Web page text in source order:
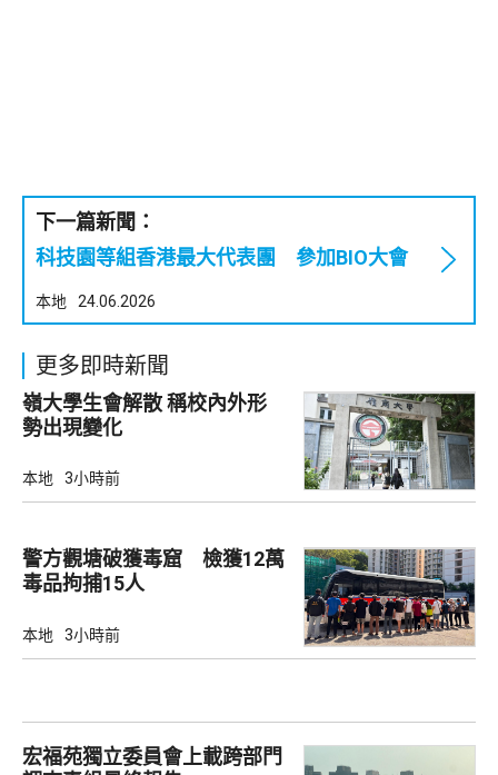
下一篇新聞：
科技園等組香港最大代表團 參加BIO大會
本地 24.06.2026
更多即時新聞
嶺大學生會解散 稱校內外形
勢出現變化
本地 3小時前
警方觀塘破獲毒窟 檢獲12萬
毒品拘捕15人
本地 3小時前
宏福苑獨立委員會上載跨部門